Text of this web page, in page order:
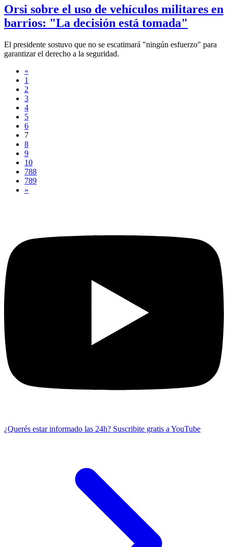
Orsi sobre el uso de vehículos militares en
barrios: "La decisión está tomada"
El presidente sostuvo que no se escatimará "ningún esfuerzo" para
garantizar el derecho a la seguridad.
«
1
2
3
4
5
6
7
8
9
10
788
789
»
¿Querés estar informado las 24h? Suscribite gratis a YouTube